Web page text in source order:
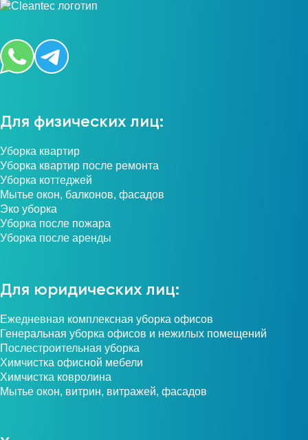
Для физических лиц:
Уборка квартир
Уборка квартир после ремонта
Уборка коттеджей
Мытье окон, балконов, фасадов
Эко уборка
Уборка после пожара
Уборка после аренды
Для юридических лиц:
Ежедневная комплексная уборка офисов
Генеральная уборка офисов и нежилых помещений
Послестроительная уборка
Химчистка офисной мебели
Химчистка ковролина
Мытье окон, витрин, витражей, фасадов